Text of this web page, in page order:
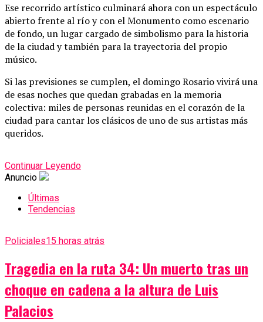
Ese recorrido artístico culminará ahora conun espectáculo
abiertofrente al ríoycon elMonumento como escenario
defondo, unlugar cargado de simbolismo paralahistoria
dela ciudadytambién paralatrayectoria del propio
músico.
Silas previsiones se cumplen, el domingoRosarioviviráuna
de esas noches que quedan grabadas enla memoria
colectiva: miles de personas reunidas en el corazón dela
ciudad para cantarlos clásicos deuno de sus artistas más
queridos.
Continuar Leyendo
Anuncio
Últimas
Tendencias
Policiales15 horas atrás
Tragedia en la ruta 34: Un muerto tras un
choque en cadena a la altura de Luis
Palacios